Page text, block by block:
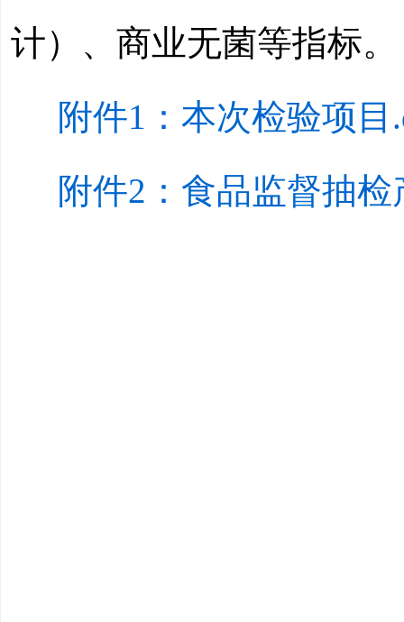
计）、商业无菌等指标。
附件1：本次检验项目
附件2：食品监督抽